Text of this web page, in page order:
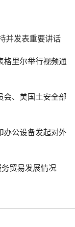
并发表重要讲话
格里尔举行视频通
会、美国土安全部
办公设备发起对外
贸易发展情况